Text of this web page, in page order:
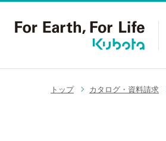
トップ カタログ・資料請求